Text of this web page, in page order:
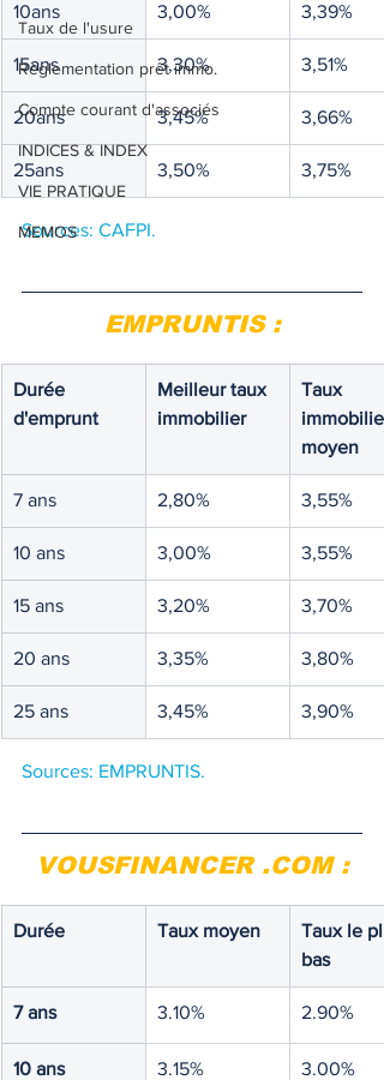
Taux de l'usure
Règlementation prêt immo.
Compte courant d'associés
INDICES & INDEX
VIE PRATIQUE
MEMOS
10ans 3,00% 3,39%
15ans 3,30% 3,51%
20ans 3,45% 3,66%
25ans 3,50% 3,75%
Sources: CAFPI.
EMPRUNTIS :
Durée
d'emprunt
Meilleur taux
immobilier
Taux
immobilier
moyen
7 ans 2,80% 3,55%
10 ans 3,00% 3,55%
15 ans 3,20% 3,70%
20 ans 3,35% 3,80%
25 ans 3,45% 3,90%
Sources: EMPRUNTIS.
VOUSFINANCER .COM :
Durée Taux moyen
Taux le
bas
7 ans 3.10% 2.90%
10 ans 3.15% 3.00%